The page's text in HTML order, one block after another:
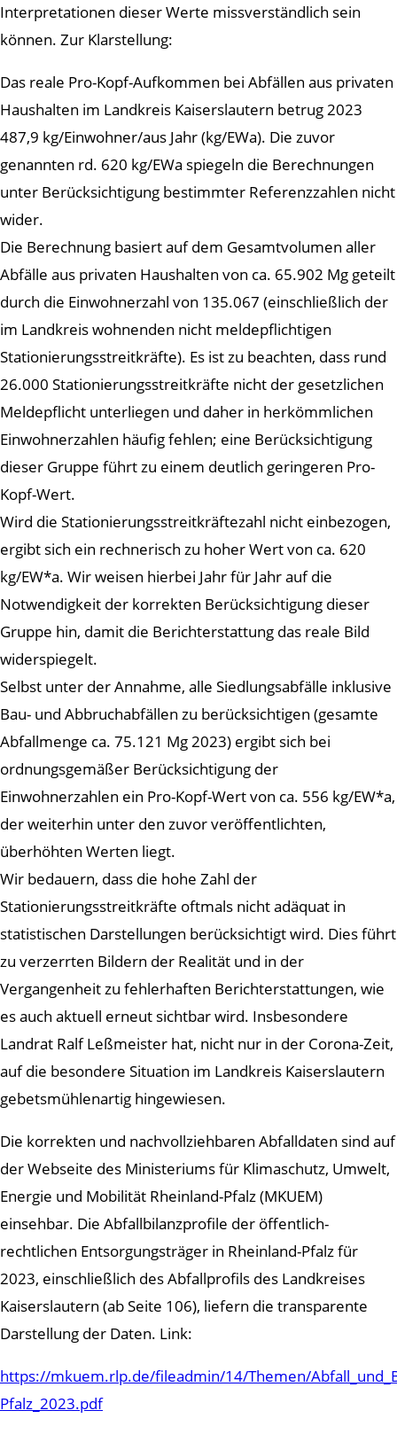
Interpretationen dieser Werte missverständlich sein
können. Zur Klarstellung:
Das reale Pro-Kopf-Aufkommen bei Abfällen aus privaten
Haushalten im Landkreis Kaiserslautern betrug 2023
487,9 kg/Einwohner/aus Jahr (kg/EWa). Die zuvor
genannten rd. 620 kg/EWa spiegeln die Berechnungen
unter Berücksichtigung bestimmter Referenzzahlen nicht
wider.
Die Berechnung basiert auf dem Gesamtvolumen aller
Abfälle aus privaten Haushalten von ca. 65.902 Mg geteilt
durch die Einwohnerzahl von 135.067 (einschließlich der
im Landkreis wohnenden nicht meldepflichtigen
Stationierungsstreitkräfte). Es ist zu beachten, dass rund
26.000 Stationierungsstreitkräfte nicht der gesetzlichen
Meldepflicht unterliegen und daher in herkömmlichen
Einwohnerzahlen häufig fehlen; eine Berücksichtigung
dieser Gruppe führt zu einem deutlich geringeren Pro-
Kopf-Wert.
Wird die Stationierungsstreitkräftezahl nicht einbezogen,
ergibt sich ein rechnerisch zu hoher Wert von ca. 620
kg/EW*a. Wir weisen hierbei Jahr für Jahr auf die
Notwendigkeit der korrekten Berücksichtigung dieser
Gruppe hin, damit die Berichterstattung das reale Bild
widerspiegelt.
Selbst unter der Annahme, alle Siedlungsabfälle inklusive
Bau- und Abbruchabfällen zu berücksichtigen (gesamte
Abfallmenge ca. 75.121 Mg 2023) ergibt sich bei
ordnungsgemäßer Berücksichtigung der
Einwohnerzahlen ein Pro-Kopf-Wert von ca. 556 kg/EW*a,
der weiterhin unter den zuvor veröffentlichten,
überhöhten Werten liegt.
Wir bedauern, dass die hohe Zahl der
Stationierungsstreitkräfte oftmals nicht adäquat in
statistischen Darstellungen berücksichtigt wird. Dies führt
zu verzerrten Bildern der Realität und in der
Vergangenheit zu fehlerhaften Berichterstattungen, wie
es auch aktuell erneut sichtbar wird. Insbesondere
Landrat Ralf Leßmeister hat, nicht nur in der Corona-Zeit,
auf die besondere Situation im Landkreis Kaiserslautern
gebetsmühlenartig hingewiesen.
Die korrekten und nachvollziehbaren Abfalldaten sind auf
der Webseite des Ministeriums für Klimaschutz, Umwelt,
Energie und Mobilität Rheinland-Pfalz (MKUEM)
einsehbar. Die Abfallbilanzprofile der öffentlich-
rechtlichen Entsorgungsträger in Rheinland-Pfalz für
2023, einschließlich des Abfallprofils des Landkreises
Kaiserslautern (ab Seite 106), liefern die transparente
Darstellung der Daten. Link:
https://mkuem.rlp.de/fileadmin/14/Themen/
Pfalz_2023.pdf